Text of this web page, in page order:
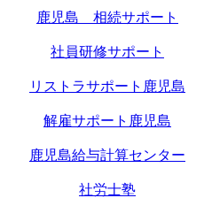
鹿児島 相続サポート
社員研修サポート
リストラサポート鹿児島
解雇サポート鹿児島
鹿児島給与計算センター
社労士塾